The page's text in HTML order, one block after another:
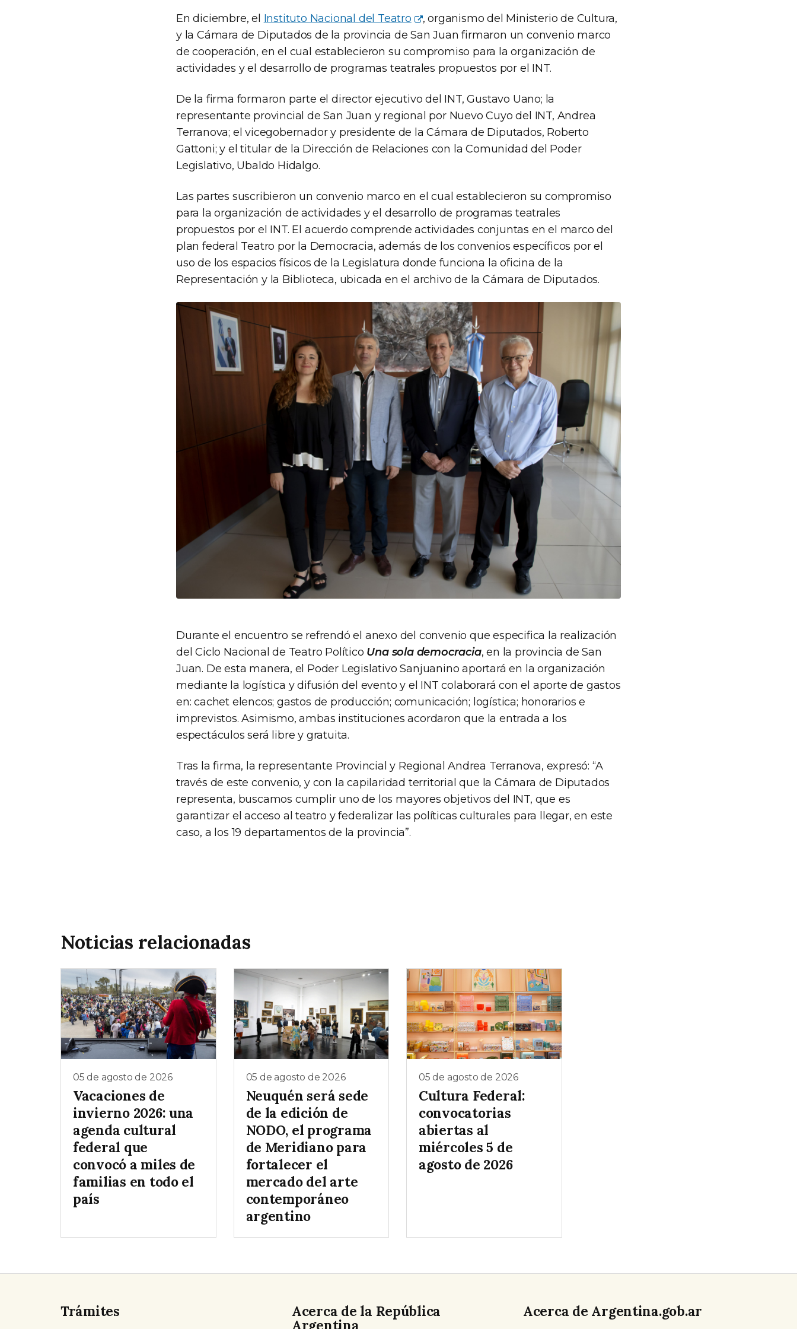
En diciembre, el Instituto Nacional del Teatro
, organismo del Ministerio de Cultura,
y la Cámara de Diputados de la provincia de San Juan firmaron un convenio marco
de cooperación, en el cual establecieron su compromiso para la organización de
actividades y el desarrollo de programas teatrales propuestos por el INT.
De la firma formaron parte el director ejecutivo del INT, Gustavo Uano; la
representante provincial de San Juan y regional por Nuevo Cuyo del INT, Andrea
Terranova; el vicegobernador y presidente de la Cámara de Diputados, Roberto
Gattoni; y el titular de la Dirección de Relaciones con la Comunidad del Poder
Legislativo, Ubaldo Hidalgo.
Las partes suscribieron un convenio marco en el cual establecieron su compromiso
para la organización de actividades y el desarrollo de programas teatrales
propuestos por el INT. El acuerdo comprende actividades conjuntas en el marco del
plan federal Teatro por la Democracia, además de los convenios específicos por el
uso de los espacios físicos de la Legislatura donde funciona la oficina de la
Representación y la Biblioteca, ubicada en el archivo de la Cámara de Diputados.
Durante el encuentro se refrendó el anexo del convenio que especifica la realización
del Ciclo Nacional de Teatro Político Una sola democracia, en la provincia de San
Juan. De esta manera, el Poder Legislativo Sanjuanino aportará en la organización
mediante la logística y difusión del evento y el INT colaborará con el aporte de gastos
en: cachet elencos; gastos de producción; comunicación; logística; honorarios e
imprevistos. Asimismo, ambas instituciones acordaron que la entrada a los
espectáculos será libre y gratuita.
Tras la firma, la representante Provincial y Regional Andrea Terranova, expresó: “A
través de este convenio, y con la capilaridad territorial que la Cámara de Diputados
representa, buscamos cumplir uno de los mayores objetivos del INT, que es
garantizar el acceso al teatro y federalizar las políticas culturales para llegar, en este
caso, a los 19 departamentos de la provincia”.
Noticias relacionadas
05 de agosto de 2026
Vacaciones de
invierno 2026: una
agenda cultural
federal que
convocó a miles de
familias en todo el
país
05 de agosto de 2026
Neuquén será sede
de la edición de
NODO, el programa
de Meridiano para
fortalecer el
mercado del arte
contemporáneo
argentino
05 de agosto de 2026
Cultura Federal:
convocatorias
abiertas al
miércoles 5 de
agosto de 2026
Trámites
Acerca de la República
Argentina
Acerca de Argentina.gob.ar